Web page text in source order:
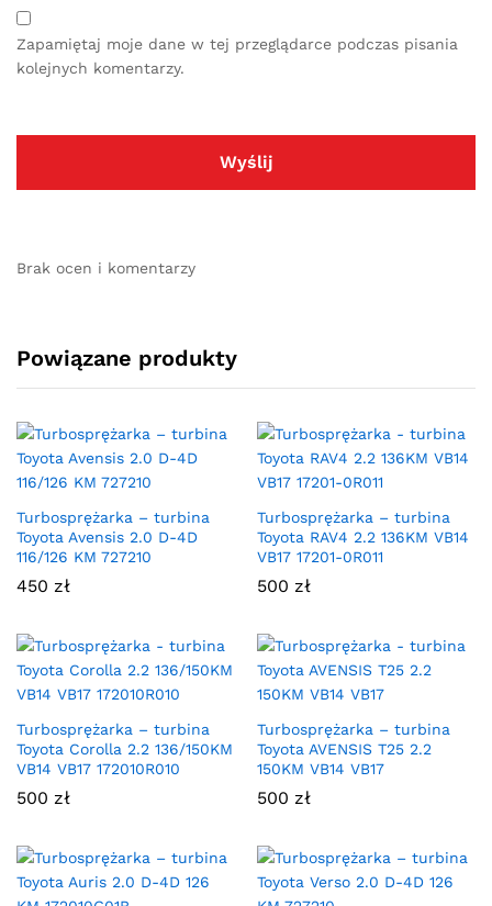
Zapamiętaj moje dane w tej przeglądarce podczas pisania
kolejnych komentarzy.
Brak ocen i komentarzy
Powiązane produkty
Turbosprężarka – turbina
Toyota Avensis 2.0 D-4D
116/126 KM 727210
450 zł
Turbosprężarka – turbina
Toyota RAV4 2.2 136KM VB14
VB17 17201-0R011
500 zł
Turbosprężarka – turbina
Toyota Corolla 2.2 136/150KM
VB14 VB17 172010R010
500 zł
Turbosprężarka – turbina
Toyota AVENSIS T25 2.2
150KM VB14 VB17
500 zł